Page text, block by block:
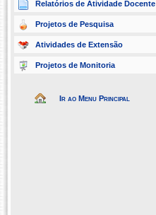
Relatórios de Atividade Docente
Projetos de Pesquisa
Atividades de Extensão
Projetos de Monitoria
Ir ao Menu Principal